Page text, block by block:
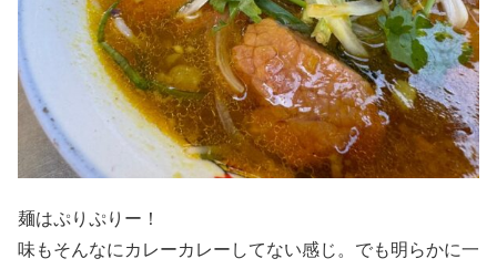
麺はぷりぷりー！
味もそんなにカレーカレーしてない感じ。でも明らかに一